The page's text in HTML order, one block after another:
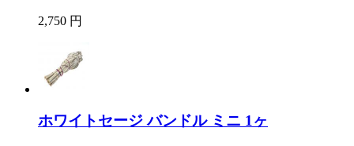
2,750 円
ホワイトセージ バンドル ミニ 1ヶ